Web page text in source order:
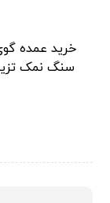
خرید عمده
سنگ نمک